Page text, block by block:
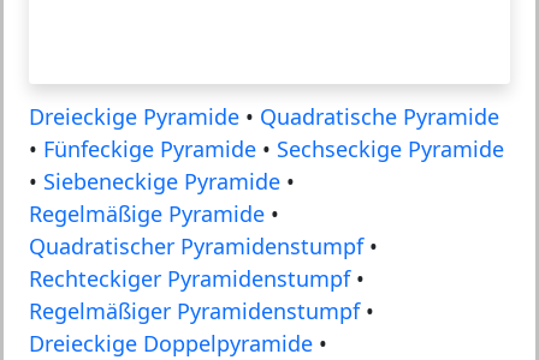
Dreieckige Pyramide • Quadratische Pyramide
• Fünfeckige Pyramide • Sechseckige Pyramide
• Siebeneckige Pyramide •
Regelmäßige Pyramide •
Quadratischer Pyramidenstumpf•
Rechteckiger Pyramidenstumpf •
Regelmäßiger Pyramidenstumpf•
Dreieckige Doppelpyramide •